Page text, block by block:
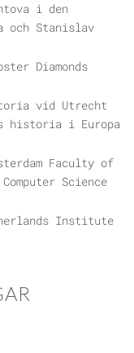
i den
och Stanislav
Diamonds
vid Utrecht
historia i Europa
Faculty of
Science
Institute